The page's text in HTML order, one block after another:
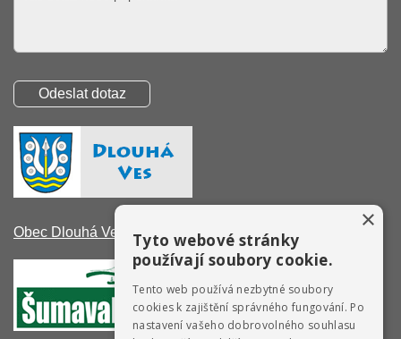
Obec Dlouhá Ves ×
Tyto webové stránky
používají soubory cookie.
Tento web používá nezbytné soubory
cookies k zajištění správného fungování. Po
nastavení vašeho dobrovolného souhlasu